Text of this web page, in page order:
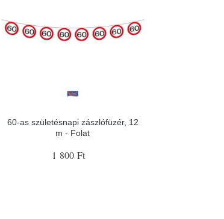
60-as születésnapi zászlófüzér, 12
m - Folat
1 800 Ft